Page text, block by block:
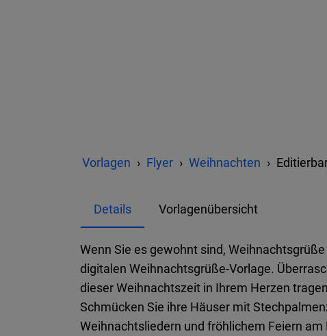
Vorlagen Flyer Weihnachten
Details Vorlagenübersicht
Wenn Sie es gewohnt sind,
digitalen Weihnachtsgrüße-Vorlage.
dieser Weihnachtszeit in Ihrem Herzen
Schmücken Sie ihre Häuser mit
Weihnachtsliedern und fröhlichem Feiern